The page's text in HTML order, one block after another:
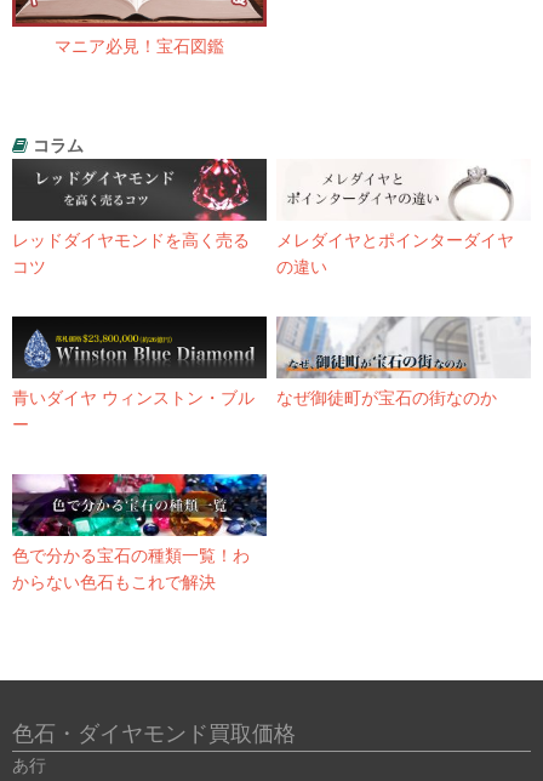
マニア必見！宝石図鑑
コラム
レッドダイヤモンドを高く売る
コツ
メレダイヤとポインターダイヤ
の違い
青いダイヤ ウィンストン・ブル
ー
なぜ御徒町が宝石の街なのか
色で分かる宝石の種類一覧！わ
からない色石もこれで解決
色石・ダイヤモンド買取価格
あ行